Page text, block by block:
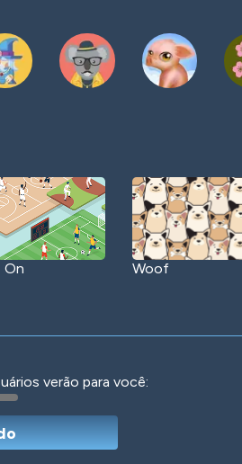
On Woof
verão para você: